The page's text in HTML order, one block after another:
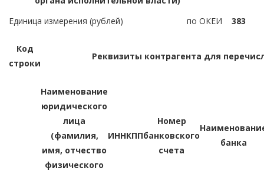
Единица измерения (рублей)
по ОКЕИ 383
Код
строки
Реквизиты контрагента для
Наименование
юридического
лица
(фамилия,
имя, отчество
физического
ИННКПП
Номер
банковского
счета
банка